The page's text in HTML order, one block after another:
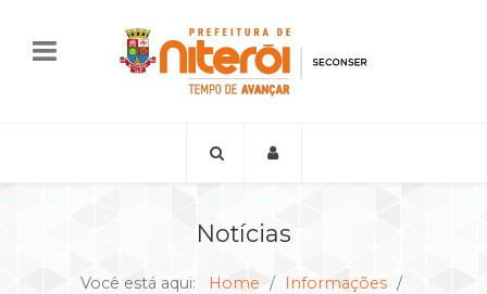
Notícias
Você está aqui: Home
Informações